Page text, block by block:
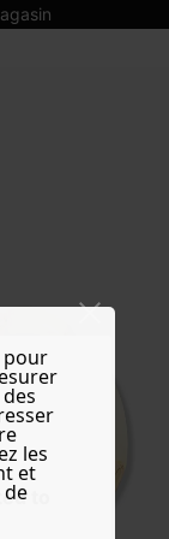
to
pour
les
et